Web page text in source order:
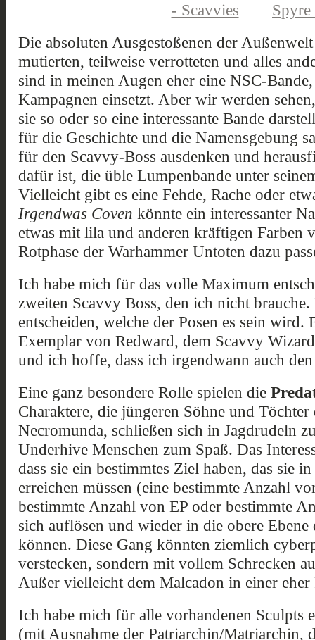
Die absoluten Ausgestoßenen der
mutierten, teilweise verrotteten und alles
sind in meinen Augen eher eine NSC-
Kampagnen einsetzt. Aber wir werden
sie so oder so eine interessante Bande
für die Geschichte und die Namensgebung
für den Scavvy-Boss ausdenken und
dafür ist, die üble Lumpenbande unter
Vielleicht gibt es eine Fehde, Rache oder
Irgendwas Coven könnte ein interessanter
etwas mit lila und anderen kräftigen Farben
Rotphase der Warhammer Untoten dazu
Ich habe mich für das volle Maximum
zweiten Scavvy Boss, den ich nicht
entscheiden, welche der Posen es sein wird.
Exemplar von Redward, dem Scavvy
und ich hoffe, dass ich irgendwann auch
Eine ganz besondere Rolle spielen die
Charaktere, die jüngeren Söhne und
Necromunda, schließen sich in Jagdrudeln
Underhive Menschen zum Spaß. Das
dass sie ein bestimmtes Ziel haben, das sie
erreichen müssen (eine bestimmte Anzahl
bestimmte Anzahl von EP oder bestimmte
sich auflösen und wieder in die obere
können. Diese Gang könnten ziemlich
verstecken, sondern mit vollem Schrecken
Außer vielleicht dem Malcadon in einer
Ich habe mich für alle vorhandenen Sculpts
(mit Ausnahme der Patriarchin/Matriarchin,